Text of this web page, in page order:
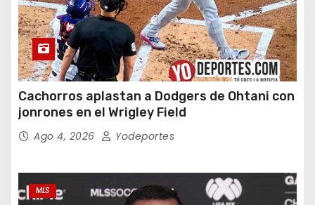
Cachorros aplastan a Dodgers de Ohtani con
jonrones en el Wrigley Field
Ago 4, 2026 Yodeportes
MLS